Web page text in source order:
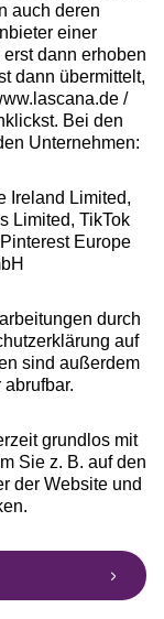
auch deren
einer
dann erhoben
dann übermittelt,
/
Bei den
Unternehmen:
Ireland Limited,
Limited, TikTok
Europe
durch
auf
sind außerdem
grundlos mit
Sie z. B. auf den
der Website und